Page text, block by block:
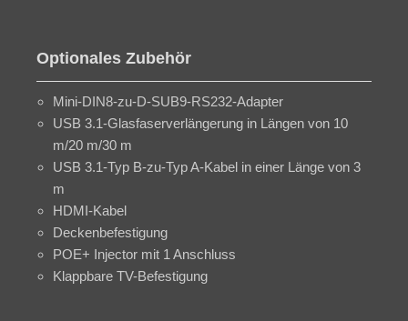
Optionales Zubehör
Mini-DIN8-zu-D-SUB9-RS232-Adapter
USB 3.1-Glasfaserverlängerung in Längen von 10
m/20 m/30 m
USB 3.1-Typ B-zu-Typ A-Kabel in einer Länge von 3
m
HDMI-Kabel
Deckenbefestigung
POE+ Injector mit 1 Anschluss
Klappbare TV-Befestigung